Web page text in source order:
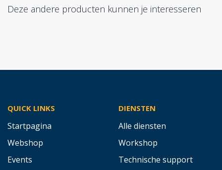
Deze andere producten kunnen je interesseren
QUICK LINKS
Startpagina
Webshop
Events
DIENSTEN
Alle diensten
Workshop
Technische support